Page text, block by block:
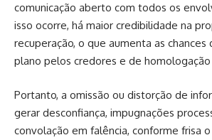
comunicação aberto com todos os
isso ocorre, há maior credibilidade na
recuperação, o que aumenta as chances
plano pelos credores e de homologação
Portanto, a omissão ou distorção de
gerar desconfiança, impugnações
convolação em falência, conforme frisa